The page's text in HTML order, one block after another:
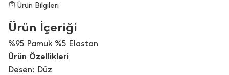
Ürün Bilgileri
Ürün İçeriği
%95 Pamuk %5 Elastan
Ürün Özellikleri
Desen: Düz